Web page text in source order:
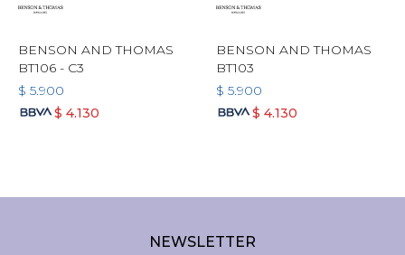
BENSON AND THOMAS
BT106 - C3
$ 5.900
$ 4.130
BENSON AND THOMAS
BT103
$ 5.900
$ 4.130
NEWSLETTER